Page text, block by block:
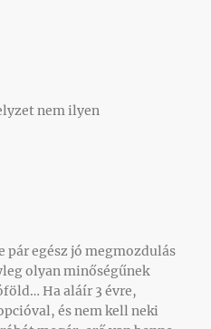
nem ilyen
pár egész jó megmozdulás
olyan minőségűnek
Ha aláír 3 évre,
és nem kell neki